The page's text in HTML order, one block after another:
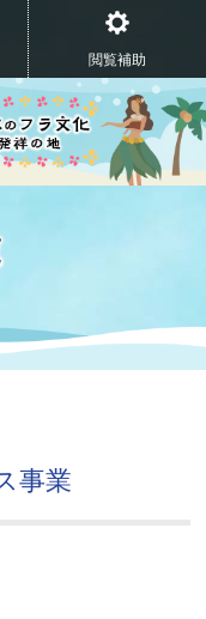
閲覧補助
事業